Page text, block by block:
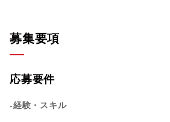
募集要項
応募要件
-経験・スキル